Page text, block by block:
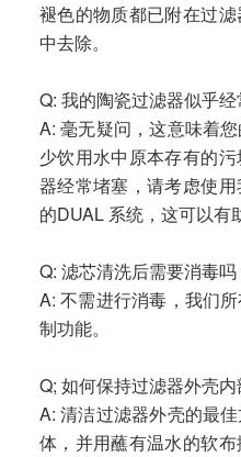
褪色的物质都已附在过
中去除。
Q: 我的陶瓷过滤器似乎
A: 毫无疑问，这意味着
少饮用水中原本存有的
器经常堵塞，请考虑使
的DUAL 系统，这可以有
Q: 滤芯清洗后需要消毒吗
A: 不需进行消毒，我们
制功能。
Q; 如何保持过滤器外壳内
A: 清洁过滤器外壳的最
体，并用蘸有温水的软